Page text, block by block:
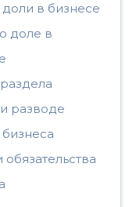
в бизнесе
доле в
разводе
обязательства